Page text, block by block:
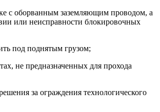
с оборванным заземляющим проводом, а
или неисправности блокировочных
под поднятым грузом;
не предназначенных для прохода
за ограждения технологического